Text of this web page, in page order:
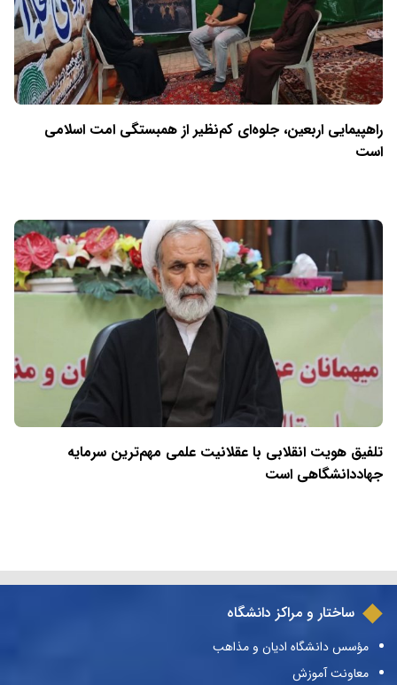
راهپیمایی اربعین، جلوه‌ای کم‌نظیر از همبستگی امت اسلامی
است
تلفیق هویت انقلابی با عقلانیت علمی مهم‌ترین سرمایه
جهاددانشگاهی است
ساختار و مراکز دانشگاه
مؤسس دانشگاه ادیان و مذاهب
معاونت آموزش